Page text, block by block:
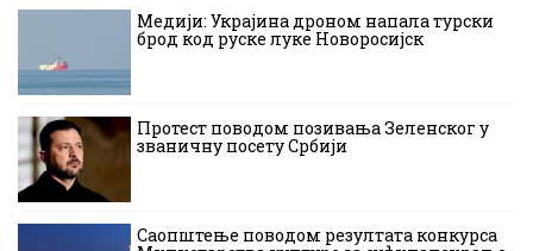
Медији: Украјина дроном напала турски
брод код руске луке Новоросијск
Протест поводом позивања Зеленског у
званичну посету Србији
Саопштење поводом резултата конкурса